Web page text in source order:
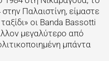
Παλαιστίνη, είμαστε
οι Banda Bassotti
μεγαλύτερο από
μπάντα